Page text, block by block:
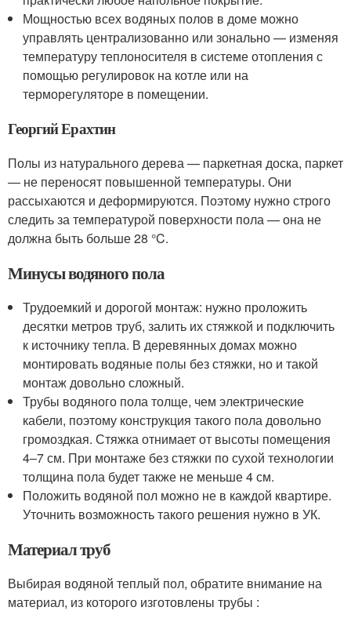
Мощностью всех водяных полов в доме можно
управлять централизованно или зонально — изменяя
температуру теплоносителя в системе отопления с
помощью регулировок на котле или на
терморегуляторе в помещении.
Георгий Ерахтин
Полы из натурального дерева — паркетная доска, паркет
— не переносят повышенной температуры. Они
рассыхаются и деформируются. Поэтому нужно строго
следить за температурой поверхности пола — она не
должна быть больше 28 °C.
Минусы водяного пола
Трудоемкий и дорогой монтаж: нужно проложить
десятки метров труб, залить их стяжкой и подключить
к источнику тепла. В деревянных домах можно
монтировать водяные полы без стяжки, но и такой
монтаж довольно сложный.
Трубы водяного пола толще, чем электрические
кабели, поэтому конструкция такого пола довольно
громоздкая. Стяжка отнимает от высоты помещения
4–7 см. При монтаже без стяжки по сухой технологии
толщина пола будет также не меньше 4 см.
Положить водяной пол можно не в каждой квартире.
Уточнить возможность такого решения нужно в УК.
Материал труб
Выбирая водяной теплый пол, обратите внимание на
материал, из которого изготовлены трубы :